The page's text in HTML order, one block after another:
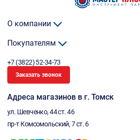
О компании
Покупателям
+7 (3822) 52-34-73
Заказать звонок
Адреса магазинов в г. Томск
ул. Шевченко, 44 ст. 46
пр-т Комсомольский, 7 ст. 6